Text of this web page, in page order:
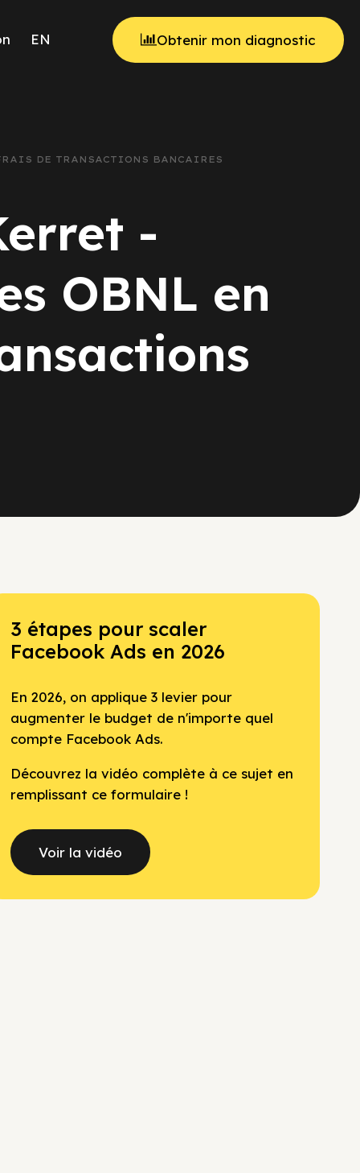
EN Obtenir mon diagnostic
DE TRANSACTIONS BANCAIRES
-
OBNL en
3 étapes pour scaler
Facebook Ads en 2026
En 2026, on applique 3 levier pour
augmenter le budget de n'importe quel
compte Facebook Ads.
Découvrez la vidéo complète à ce sujet en
remplissant ce formulaire !
Voir la vidéo